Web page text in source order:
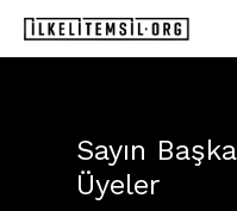
Skip
Sayın
Üyeler